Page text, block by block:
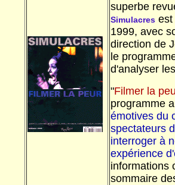
superbe
Simulacres est
1999, avec
direction de
le
d'analyser
"Filmer la
programme
émotives du
spectateurs
interroger à
expérience
informations
sommaire